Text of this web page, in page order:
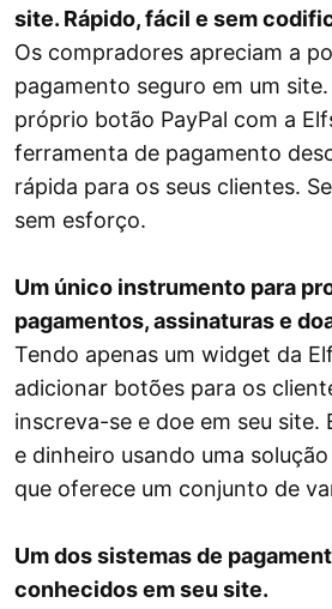
site. Rápido, fácil e sem
Os compradores apreciam a
pagamento seguro em um
próprio botão PayPal com a
ferramenta de pagamento
rápida para os seus clientes.
sem esforço.
Um único instrumento para
pagamentos, assinaturas e
Tendo apenas um widget da
adicionar botões para os
inscreva-se e doe em seu site.
e dinheiro usando uma
que oferece um conjunto de
Um dos sistemas de
conhecidos em seu site.